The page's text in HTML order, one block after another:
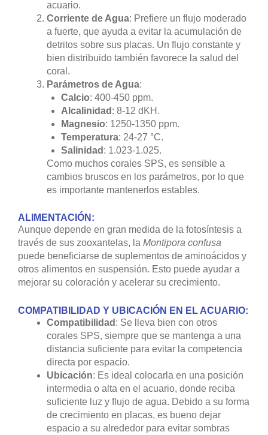
acuario.
Corriente de Agua: Prefiere un flujo moderado
a fuerte, que ayuda a evitar la acumulación de
detritos sobre sus placas. Un flujo constante y
bien distribuido también favorece la salud del
coral.
Parámetros de Agua:
Calcio: 400-450 ppm.
Alcalinidad : 8-12 dKH.
Magnesio: 1250-1350 ppm.
Temperatura: 24-27 °C.
Salinidad : 1.023-1.025.
Como muchos corales SPS, es sensible a
cambios bruscos en los parámetros, por lo que
es importante mantenerlos estables.
ALIMENTACIÓN:
Aunque depende en gran medida de la fotosíntesis a
través de sus zooxantelas, la Montipora confusa
puede beneficiarse de suplementos de aminoácidos y
otros alimentos en suspensión. Esto puede ayudar a
mejorar su coloración y acelerar su crecimiento.
COMPATIBILIDAD Y UBICACIÓN EN EL ACUARIO:
Compatibilidad : Se lleva bien con otros
corales SPS, siempre que se mantenga a una
distancia suficiente para evitar la competencia
directa por espacio.
Ubicación: Es ideal colocarla en una posición
intermedia o alta en el acuario, donde reciba
suficiente luz y flujo de agua. Debido a su forma
de crecimiento en placas, es bueno dejar
espacio a su alrededor para evitar sombras